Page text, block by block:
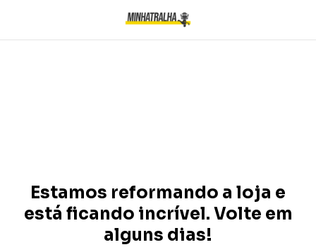
Estamos reformando a loja e
está ficando incrível. Volte em
alguns dias!